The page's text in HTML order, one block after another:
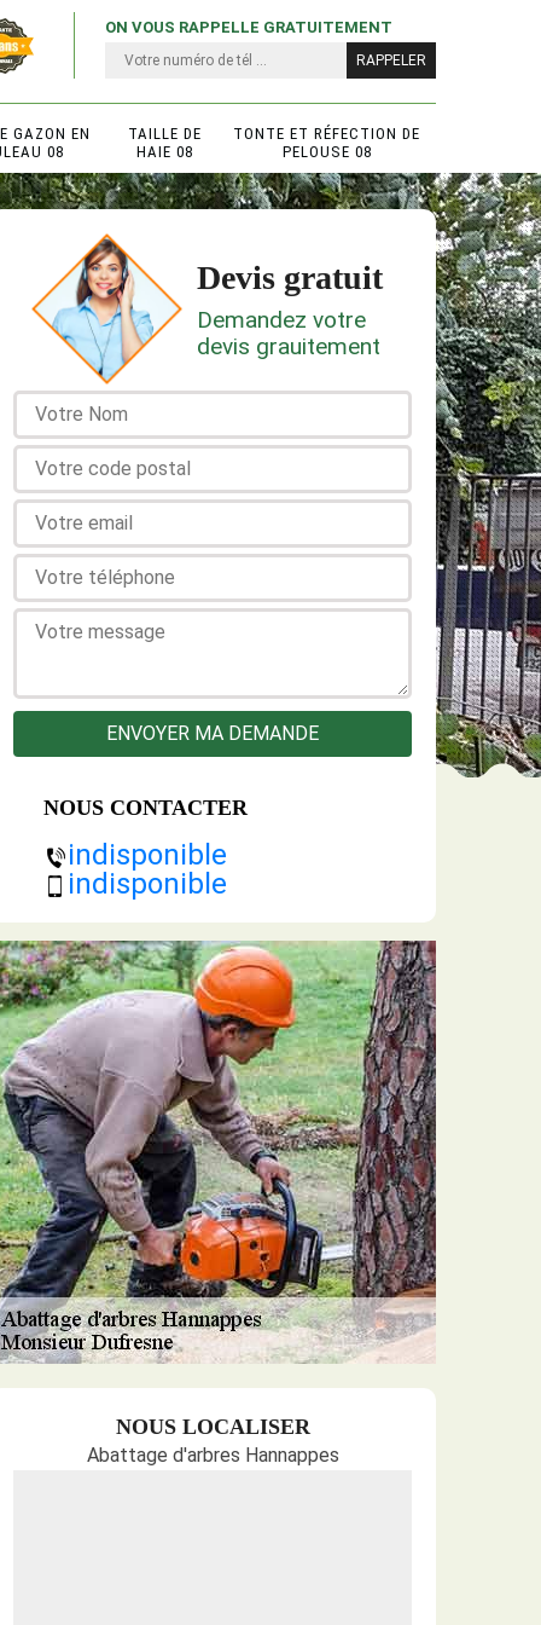
ON VOUS RAPPELLE GRATUITEMENT
GAZON EN
08
TAILLE DE
HAIE 08
TONTE ET RÉFECTION DE
PELOUSE 08
Devis gratuit
Demandez votre
devis grauitement
NOUS CONTACTER
indisponible
indisponible
NOUS LOCALISER
Abattage d'arbres Hannappes